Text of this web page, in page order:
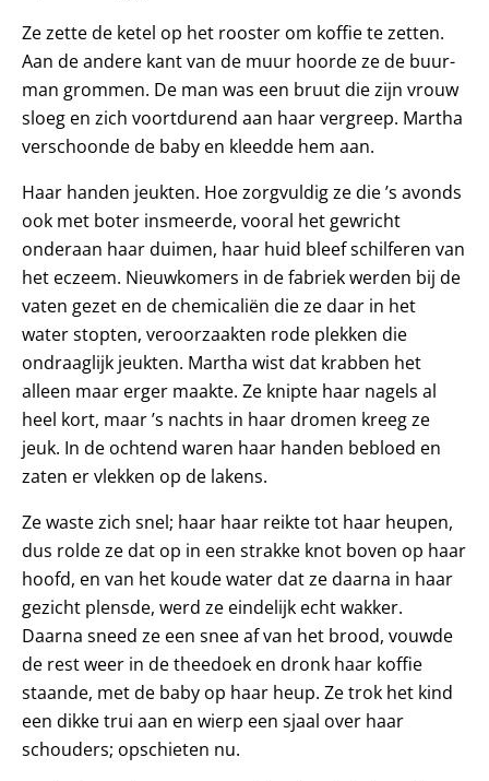
Ze zette de ketel op het rooster om koffie te zetten.
Aan de andere kant van de muur hoorde ze de buur­
man grommen. De man was een bruut die zijn vrouw
sloeg en zich voortdurend aan haar vergreep. Martha
verschoonde de baby en kleedde hem aan.
Haar handen jeukten. Hoe zorgvuldig ze die ’s avonds
ook met boter insmeerde, vooral het gewricht
onderaan haar duimen, haar huid bleef schilferen van
het eczeem. Nieuwkomers in de fabriek werden bij de
vaten gezet en de chemicaliën die ze daar in het
water stopten, veroorzaakten rode plekken die
ondraaglijk jeukten. Martha wist dat krabben het
alleen maar erger maakte. Ze knipte haar nagels al
heel kort, maar ’s nachts in haar dromen kreeg ze
jeuk. In de ochtend waren haar handen bebloed en
zaten er vlek­ken op de lakens.
Ze waste zich snel; haar haar reikte tot haar heupen,
dus rolde ze dat op in een strakke knot boven op haar
hoofd, en van het koude water dat ze daarna in haar
gezicht plensde, werd ze eindelijk echt wakker.
Daarna sneed ze een snee af van het brood, vouwde
de rest weer in de theedoek en dronk haar koffie
staande, met de baby op haar heup. Ze trok het kind
een dikke trui aan en wierp een sjaal over haar
schouders; opschieten nu.